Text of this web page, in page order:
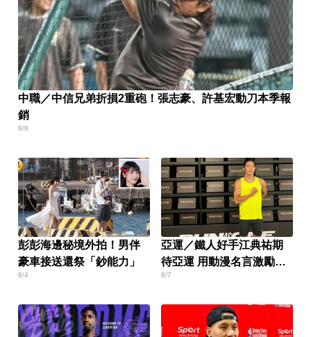
中職／中信兄弟折損2重砲！張志豪、許基宏動刀本季報
銷
8/8
彭彭海邊秘境外拍！男伴
豪車接送還祭「鈔能力」
8/4
亞運／鐵人好手江典祐期
待亞運 用動漫名言激勵自
己
8/7